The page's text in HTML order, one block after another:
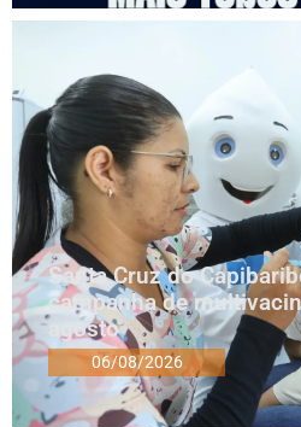
Santa Cruz do
campanha de
agosto
06/08/2026